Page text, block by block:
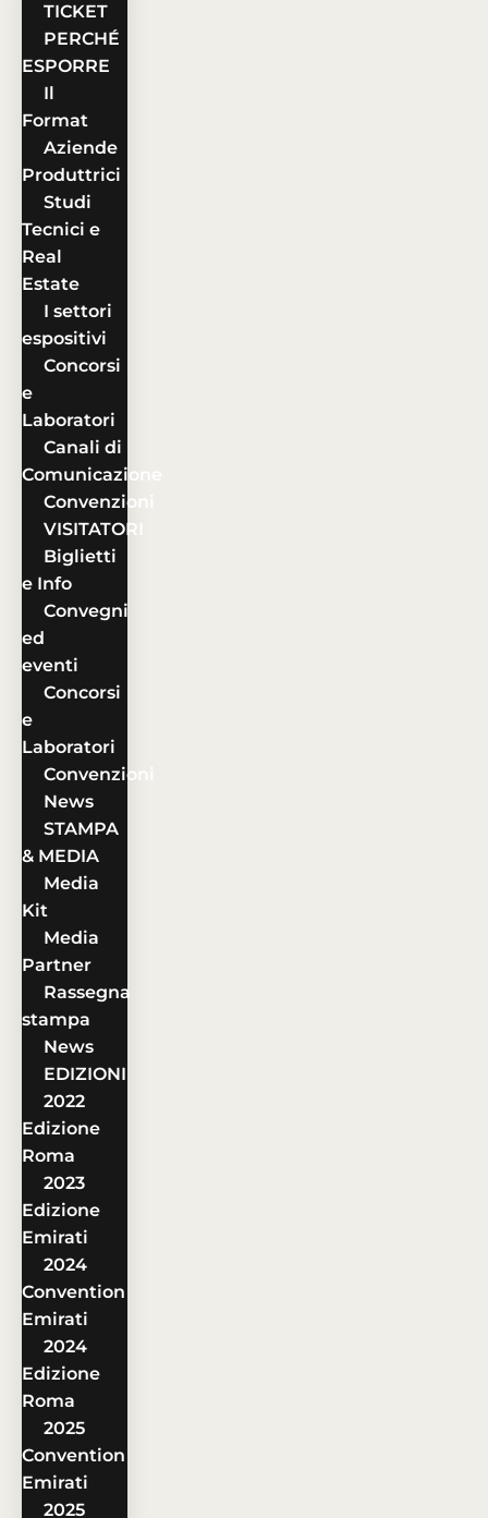
TICKET
PERCHÉ
ESPORRE
Il
Format
Aziende
Produttrici
Studi
Tecnici e
Real
Estate
I settori
espositivi
Concorsi
e
Laboratori
Canali di
Comunicazione
Convenzioni
VISITATORI
Biglietti
e Info
Convegni
ed
eventi
Concorsi
e
Laboratori
Convenzioni
News
STAMPA
& MEDIA
Media
Kit
Media
Partner
Rassegna
stampa
News
EDIZIONI
2022
Edizione
Roma
2023
Edizione
Emirati
2024
Convention
Emirati
2024
Edizione
Roma
2025
Convention
Emirati
2025